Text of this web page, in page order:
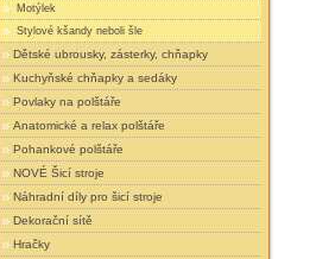
Motýlek
Stylové kšandy neboli šle
Dětské ubrousky, zásterky, chňapky
Kuchyňské chňapky a sedáky
Povlaky na polštáře
Anatomické a relax polštáře
Pohankové polštáře
NOVÉ Šicí stroje
Náhradní díly pro šicí stroje
Dekorační sítě
Hračky